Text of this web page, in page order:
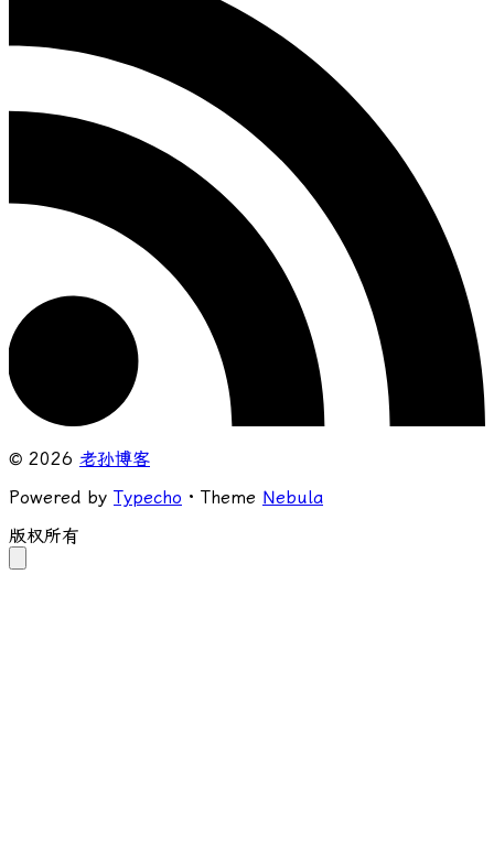
© 2026 老孙博客
Powered by Typecho · Theme Nebula
版权所有